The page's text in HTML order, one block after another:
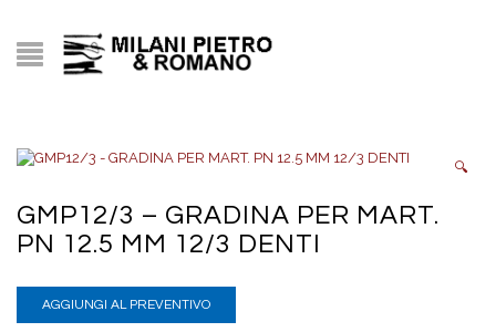
🔍
GMP12/3 – GRADINA PER MART.
PN 12.5 MM 12/3 DENTI
AGGIUNGI AL PREVENTIVO